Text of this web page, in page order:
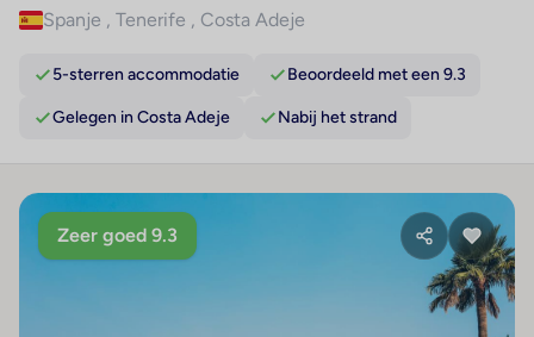
Spanje , Tenerife , Costa Adeje
5-sterren accommodatie Beoordeeld met een 9.3
Gelegen in Costa Adeje Nabij het strand
Zeer goed 9.3